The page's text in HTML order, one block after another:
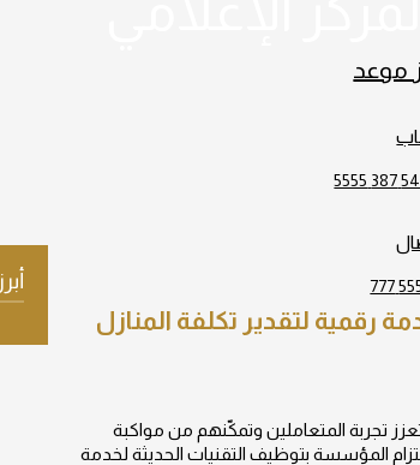
موعد
لتقدير تكلفة المنازل
تجربة المتعاملين وتمكّنهم من مواكبة
المؤسسة بتوظيف التقنيات الحديثة لخدمة